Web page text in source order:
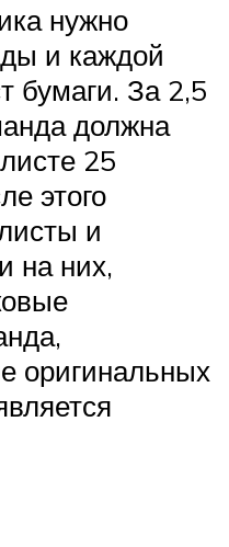
нужно
и каждой
бумаги. За 2,5
должна
25
этого
и
на них,
оригинальных